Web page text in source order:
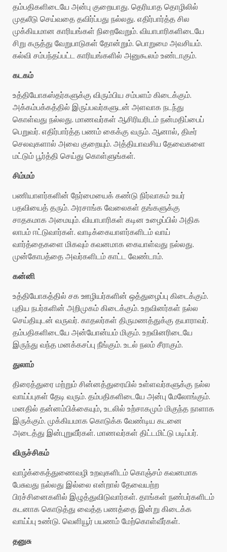
தம்பதிகளிடையே அன்பு குறையாது. தெரியாத தொழிலில்
முதலீடு செய்வதை தவிர்ப்பது நல்லது. எதிர்பார்த்த சில
முக்கியமான காரியங்கள் நிறைவேறும். வியாபாரிகளிடையே
சிறு கருத்து வேறுபாடுகள் தோன்றும். பொறுமை அவசியம்.
கல்வி சம்பந்தப்பட்ட காரியங்களில் அனுகூலம் உண்டாகும்.
கடகம்
உத்தியோகஸ்தர்களுக்கு விரும்பிய சம்பளம் கிடைக்கும்.
அக்கம்பக்கத்தில் இருப்பவர்களுடன் அளவாக நடந்து
கொள்வது நல்லது. மாணவர்கள் ஆசிரியரிடம் நன்மதிப்பைப்
பெறுவர். எதிர்பார்த்த பணம் கைக்கு வரும். ஆனால், திடீர்
செலவுகளால் அவை குறையும். அத்தியாவசிய தேவைகளை
மட்டும் பூர்த்தி செய்து கொள்ளுங்கள்.
சிம்மம்
பணியாளர்களின் நேர்மையைக் கண்டு நிர்வாகம் உயர்
பதவியைத் தரும். அரசாங்க வேலைகள் தங்களுக்கு
சாதகமாக அமையும். வியாபாரிகள் கடின உழைப்பில் அதிக
லாபம் ஈட்டுவார்கள். வாடிக்கையாளர்களிடம் வாய்
வார்த்தைகளை மிகவும் கவனமாக கையாள்வது நல்லது.
முன்கோபத்தை அவர்களிடம் காட்ட வேண்டாம்.
கன்னி
உத்தியோகத்தில் சக ஊழியர்களின் ஒத்துழைப்பு கிடைக்கும்.
புதிய நபர்களின் அறிமுகம் கிடைக்கும். உறவினர்கள் நல்ல
செய்தியுடன் வருவர். காதலர்கள் திருமணத்துக்கு தயாராவர்.
தம்பதிகளிடையே அன்யோன்யம் மிகும். உறவினரிடையே
இருந்து வந்த மனக்கசப்பு நீங்கும். உடல் நலம் சீராகும்.
துலாம்
திரைத்துரை மற்றும் சின்னத்துரையில் உள்ளவர்களுக்கு நல்ல
வாய்ப்புகள் தேடி வரும். தம்பதிகளிடையே அன்பு மேலோங்கும்.
மனதில் தன்னம்பிக்கையும், உடலில் உற்சாகமும் மிகுந்த நாளாக
இருக்கும். முக்கியமாக கொடுக்க வேண்டிய கடனை
அடைத்து இன்புறுவீர்கள். மாணவர்கள் திட்டமிட்டு படிப்பர்.
விருச்சிகம்
வாழ்க்கைத்துணைவழி உறவுகளிடம் கொஞ்சம் கவனமாக
பேசுவது நல்லது இல்லை என்றால் தேவையற்ற
பிரச்சினைகளில் இழுத்துவிடுவார்கள். தாங்கள் நண்பர்களிடம்
கடனாக கொடுத்து வைத்த பணத்தை இன்று கிடைக்க
வாய்ப்பு உண்டு. வெளியூர் பயணம் மேற்கொள்வீர்கள்.
தனுசு